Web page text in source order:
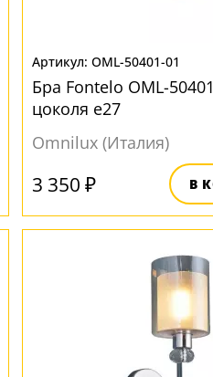
OML-50401-01
Бра Fontelo OML-
цоколя e27
Omnilux (Италия)
3 350 ₽ В